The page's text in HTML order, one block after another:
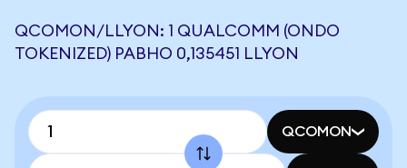
QCOMON/LLYON: 1 QUALCOMM (ONDO
TOKENIZED) РАВНО 0,135451 LLYON
QCOMON